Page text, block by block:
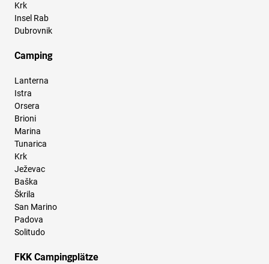
Krk
Insel Rab
Dubrovnik
Camping
Lanterna
Istra
Orsera
Brioni
Marina
Tunarica
Krk
Ježevac
Baška
Škrila
San Marino
Padova
Solitudo
FKK Campingplätze